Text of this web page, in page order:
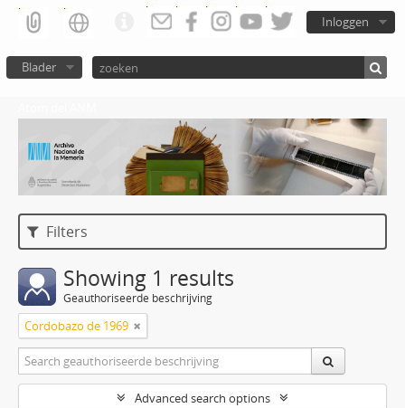
Inloggen
Blader
Filters
Showing 1 results
Geauthoriseerde beschrijving
Cordobazo de 1969
Advanced search options